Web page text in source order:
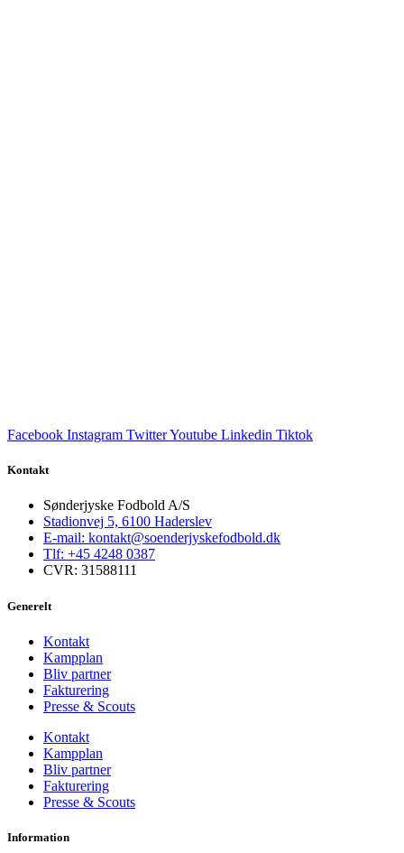
Facebook Instagram TwitterYoutube Linkedin Tiktok
Kontakt
Sønderjyske Fodbold A/S
Stadionvej 5, 6100 Haderslev
E-mail: kontakt@soenderjyskefodbold.dk
Tlf: +45 4248 0387
CVR: 31588111
Generelt
Kontakt
Kampplan
Bliv partner
Fakturering
Presse & Scouts
Kontakt
Kampplan
Bliv partner
Fakturering
Presse & Scouts
Information